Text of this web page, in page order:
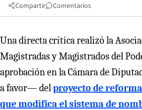
Compartir Comentarios
Una directa crítica realizó la
Magistradas y Magistrados del
aprobación en la Cámara de
a favor— delproyecto de
que modifica el sistema de